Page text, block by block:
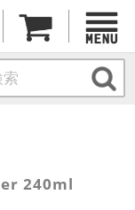
240ml